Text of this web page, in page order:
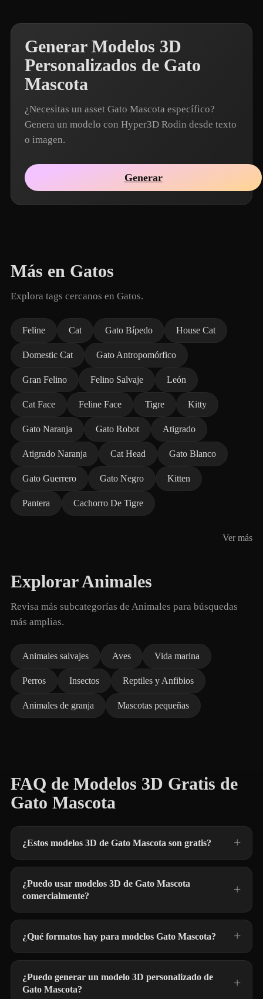
Generar Modelos 3D
Personalizados de Gato
Mascota
¿Necesitas un asset Gato Mascota específico?
Genera un modelo con Hyper3D Rodin desde texto
o imagen.
Generar
Más en Gatos
Explora tags cercanos en Gatos.
Feline Cat Gato Bípedo House Cat
Domestic Cat Gato Antropomórfico
Gran Felino Felino Salvaje León
Cat Face Feline Face Tigre Kitty
Gato Naranja Gato Robot Atigrado
Atigrado Naranja Cat Head Gato Blanco
Gato Guerrero Gato Negro Kitten
Pantera Cachorro De Tigre
Ver más
Explorar Animales
Revisa más subcategorías de Animales para búsquedas
más amplias.
Animales salvajes Aves Vida marina
Perros Insectos Reptiles y Anfibios
Animales de granja Mascotas pequeñas
FAQ de Modelos 3D Gratis de
Gato Mascota
¿Estos modelos 3D de Gato Mascota son gratis?
¿Puedo usar modelos 3D de Gato Mascota
comercialmente?
¿Qué formatos hay para modelos Gato Mascota?
¿Puedo generar un modelo 3D personalizado de
Gato Mascota?